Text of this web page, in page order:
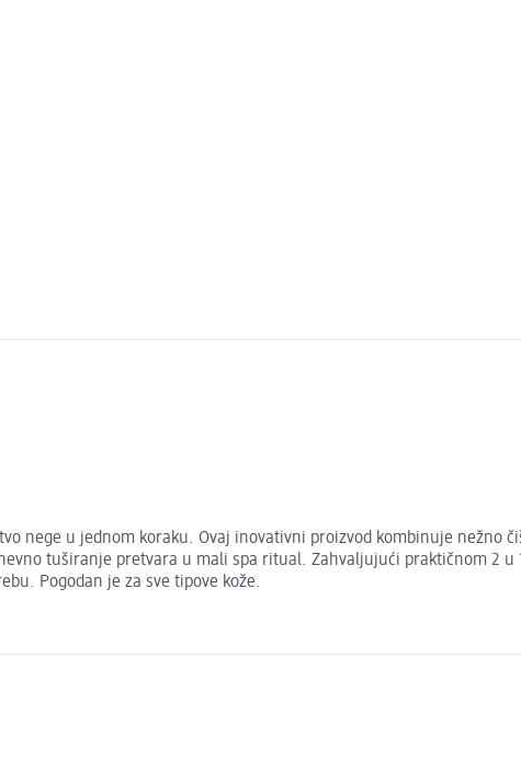
nege u jednom koraku. Ovaj inovativni proizvod kombinuje nežno
tuširanje pretvara u mali spa ritual. Zahvaljujući praktičnom 2
Pogodan je za sve tipove kože.